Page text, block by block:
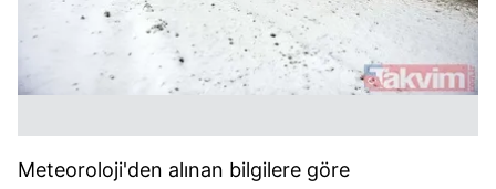
Meteoroloji'den alınan bilgilere göre